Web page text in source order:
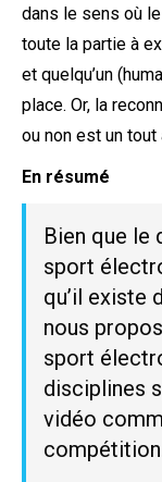
dans le sens où
toute la partie à
et quelqu’un
place. Or, la
ou non est un
En résumé
Bien que le
sport
qu’il existe
nous
sport
disciplines
vidéo